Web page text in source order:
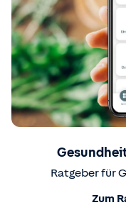
Ratgeber für
Zum